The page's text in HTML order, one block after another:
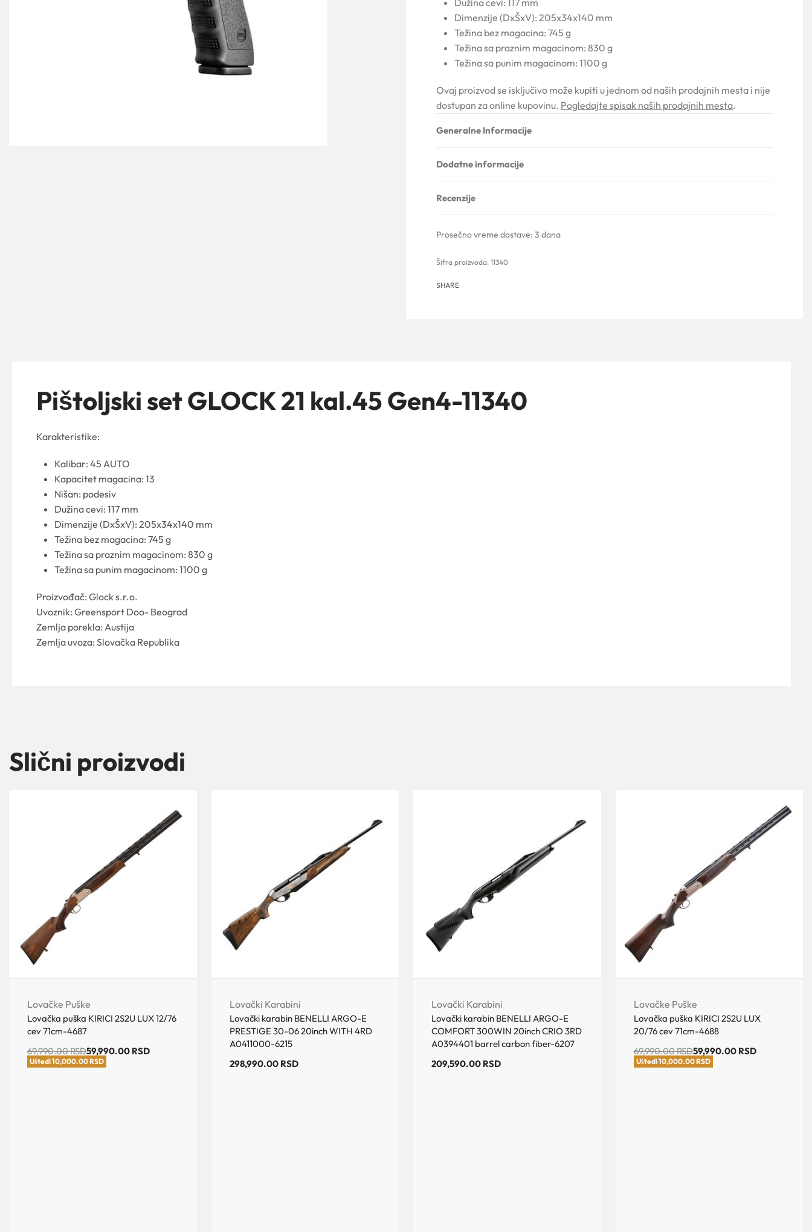
Dužina cevi: 117 mm
Dimenzije (DxŠxV): 205x34x140 mm
Težina bez magacina: 745 g
Težina sa praznim magacinom: 830 g
Težina sa punim magacinom: 1100 g
Ovaj proizvod se isključivo može kupiti u jednom od naših prodajnih mesta i nije
dostupan za online kupovinu. Pogledajte spisak naših prodajnih mesta.
Generalne Informacije
Dodatne informacije
Recenzije
Prosečno vreme dostave: 3 dana
11340
SHARE
Pištoljski set GLOCK 21 kal.45 Gen4-11340
Karakteristike:
Kalibar: 45 AUTO
Kapacitet magacina: 13
Nišan: podesiv
Dužina cevi: 117 mm
Dimenzije (DxŠxV): 205x34x140 mm
Težina bez magacina: 745 g
Težina sa praznim magacinom: 830 g
Težina sa punim magacinom: 1100 g
Proizvođač: Glock s.r.o.
Uvoznik: Greensport Doo- Beograd
Zemlja porekla: Austija
Zemlja uvoza: Slovačka Republika
Slični proizvodi
Lovačke Puške
Lovačka puška KIRICI 2S2U LUX 12/76
cev 71cm-4687
69,990.00RSD59,990.00 RSD
Uštedi 10,000.00 RSD
Lovački Karabini
Lovački karabin BENELLI ARGO-E
PRESTIGE 30-06 20inch WITH 4RD
A0411000-6215
298,990.00 RSD
Lovački Karabini
Lovački karabin BENELLI ARGO-E
COMFORT 300WIN 20inch CRIO 3RD
A0394401 barrel carbon fiber-6207
209,590.00 RSD
Lovačke Puške
Lovačka puška KIRICI 2S2U LUX
20/76 cev 71cm-4688
69,990.00RSD59,990.00 RSD
Uštedi 10,000.00 RSD